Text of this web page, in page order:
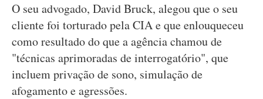
O seu advogado, David Bruck, alegou que o seu
cliente foi torturado pela CIA e que enlouqueceu
como resultado do que a agência chamou de
"técnicas aprimoradas de interrogatório", que
incluem privação de sono, simulação de
afogamento e agressões.